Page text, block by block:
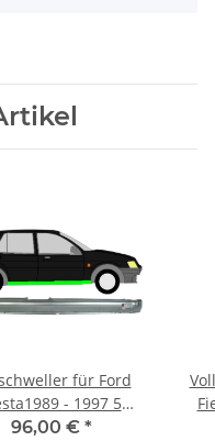
für Ford
- 1997 5
Türer rechts
96,00 € *